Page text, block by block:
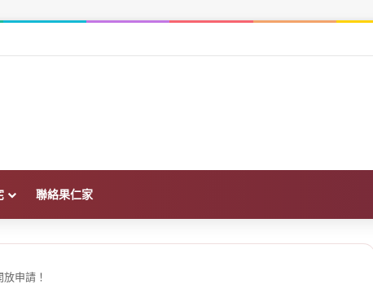
用、撤案重申請一次看
聯絡果仁家
申請！